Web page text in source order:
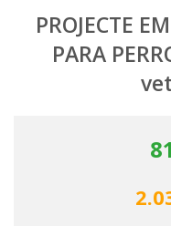
PROJECTE
PARA
81